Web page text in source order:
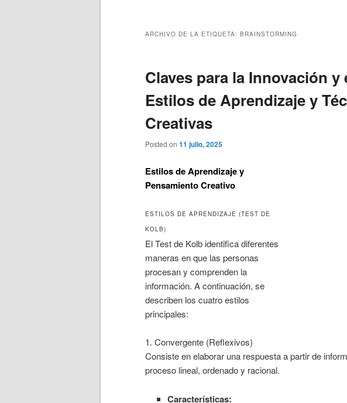
ARCHIVO DE LA ETIQUETA: BRAINSTORMING
Claves para la Innovación y
Estilos de Aprendizaje y
Creativas
Posted on 11 julio, 2025
Estilos de Aprendizaje y
Pensamiento Creativo
ESTILOS DE APRENDIZAJE (TEST DE
KOLB)
El Test de Kolb identifica diferentes
maneras en que las personas
procesan y comprenden la
información. A continuación, se
describen los cuatro estilos
principales:
1. Convergente (Reflexivos)
Consiste en elaborar una respuesta a partir de
proceso lineal, ordenado y racional.
Características: